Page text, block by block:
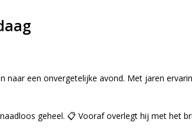
een onvergetelijke avond. Met jaren
geheel. 📋 Vooraf overlegt hij met het